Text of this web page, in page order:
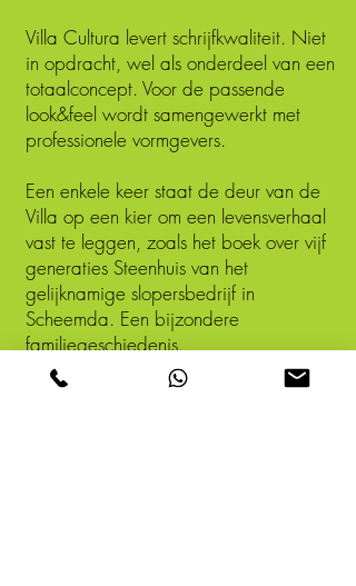
Villa Cultura levert schrijfkwaliteit. Niet
in opdracht, wel als onderdeel van een
totaalconcept. Voor de passende
look&feel wordt samengewerkt met
professionele vormgevers.
Een enkele keer staat de deur van de
Villa op een kier om een levensverhaal
vast te leggen, zoals het boek over vijf
generaties Steenhuis van het
gelijknamige slopersbedrijf in
Scheemda. Een bijzondere
familiegeschiedenis.